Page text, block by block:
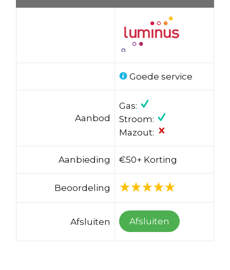
Goede service
Aanbod
Gas:
Stroom:
Mazout:
Aanbieding €50+ Korting
Beoordeling
Afsluiten Afsluiten